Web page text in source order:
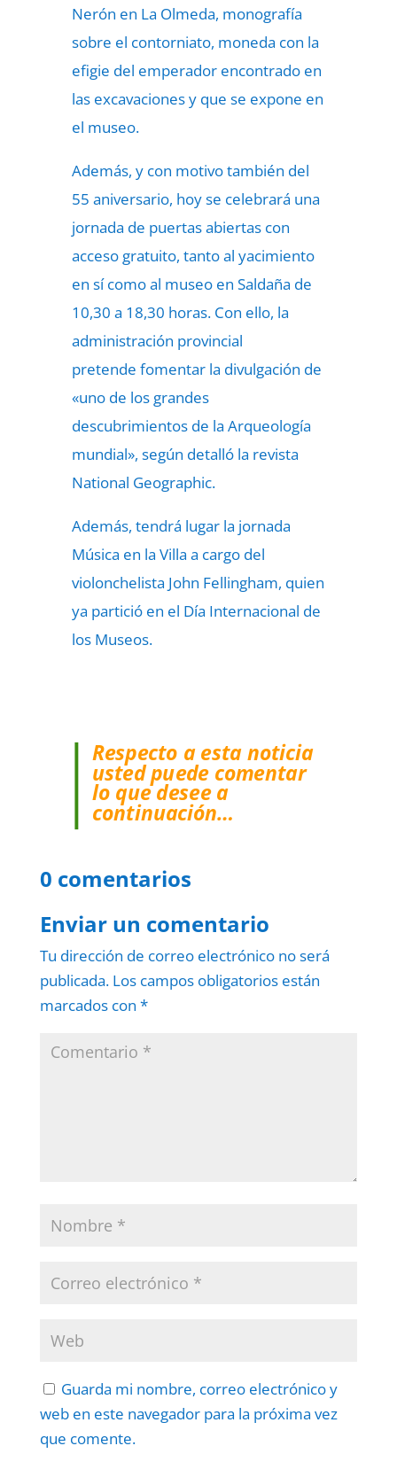
Nerón en La Olmeda, monografía
sobre el contorniato, moneda con la
efigie del emperador encontrado en
las excavaciones y que se expone en
el museo.
Además, y con motivo también del
55 aniversario, hoy se celebrará una
jornada de puertas abiertas con
acceso gratuito, tanto al yacimiento
en sí como al museo en Saldaña de
10,30 a 18,30 horas. Con ello, la
administración provincial
pretende fomentar la divulgación de
«uno de los grandes
descubrimientos de la Arqueología
mundial», según detalló la revista
National Geographic.
Además, tendrá lugar la jornada
Música en la Villa a cargo del
violonchelista John Fellingham, quien
ya partició en el Día Internacional de
los Museos.
Respecto a esta noticia
usted puede comentar
lo que desee a
continuación…
0 comentarios
Enviar un comentario
Tu dirección de correo electrónico no será
publicada. Los campos obligatorios están
marcados con *
Guarda mi nombre, correo electrónico y
web en este navegador para la próxima vez
que comente.